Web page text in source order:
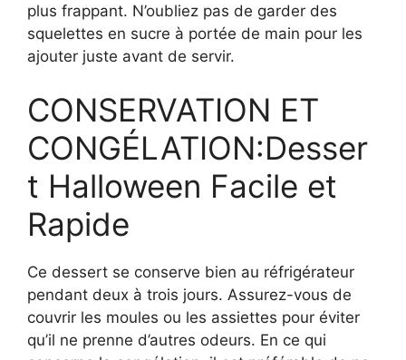
plus frappant. N’oubliez pas de garder des
squelettes en sucre à portée de main pour les
ajouter juste avant de servir.
CONSERVATION ET
CONGÉLATION:Desser
t Halloween Facile et
Rapide
Ce dessert se conserve bien au réfrigérateur
pendant deux à trois jours. Assurez-vous de
couvrir les moules ou les assiettes pour éviter
qu’il ne prenne d’autres odeurs. En ce qui